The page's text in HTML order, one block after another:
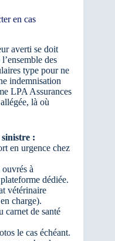
en cas
averti se doit
des
type pour ne
indemnisation
LPA Assurances
là où
:
en urgence chez
à
dédiée.
vétérinaire
charge).
carnet de santé
le cas échéant.